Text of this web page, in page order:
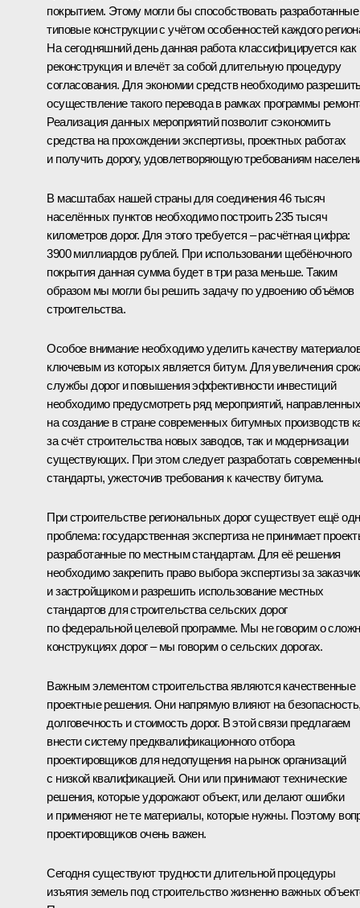
покрытием. Этому могли бы способствовать разработанные
типовые конструкции с учётом особенностей каждого
На сегодняшний день данная работа классифицируется как
реконструкция и влечёт за собой длительную процедуру
согласования. Для экономии средств необходимо
осуществление такого перевода в рамках программы
Реализация данных мероприятий позволит сэкономить
средства на прохождении экспертизы, проектных работах
и получить дорогу, удовлетворяющую требованиям
В масштабах нашей страны для соединения 46 тысяч
населённых пунктов необходимо построить 235 тысяч
километров дорог. Для этого требуется – расчётная цифра:
3900 миллиардов рублей. При использовании щебёночного
покрытия данная сумма будет в три раза меньше. Таким
образом мы могли бы решить задачу по удвоению объёмов
строительства.
Особое внимание необходимо уделить качеству
ключевым из которых является битум. Для увеличения
службы дорог и повышения эффективности инвестиций
необходимо предусмотреть ряд мероприятий, направленных
на создание в стране современных битумных производств
за счёт строительства новых заводов, так и модернизации
существующих. При этом следует разработать
стандарты, ужесточив требования к качеству битума.
При строительстве региональных дорог существует ещё
проблема: государственная экспертиза не принимает
разработанные по местным стандартам. Для её решения
необходимо закрепить право выбора экспертизы за
и застройщиком и разрешить использование местных
стандартов для строительства сельских дорог
по федеральной целевой программе. Мы не говорим о
конструкциях дорог – мы говорим о сельских дорогах.
Важным элементом строительства являются качественные
проектные решения. Они напрямую влияют на
долговечность и стоимость дорог. В этой связи предлагаем
внести систему предквалификационного отбора
проектировщиков для недопущения на рынок организаций
с низкой квалификацией. Они или принимают технические
решения, которые удорожают объект, или делают ошибки
и применяют не те материалы, которые нужны. Поэтому
проектировщиков очень важен.
Сегодня существуют трудности длительной процедуры
изъятия земель под строительство жизненно важных